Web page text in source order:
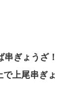
串ぎょうざ！
上尾串ぎょ